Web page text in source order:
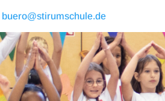
buero@stirumschule.de